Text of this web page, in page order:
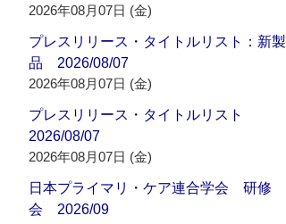
2026年08月07日 (金)
プレスリリース・タイトルリスト：新製
品 2026/08/07
2026年08月07日 (金)
プレスリリース・タイトルリスト
2026/08/07
2026年08月07日 (金)
日本プライマリ・ケア連合学会 研修
会 2026/09